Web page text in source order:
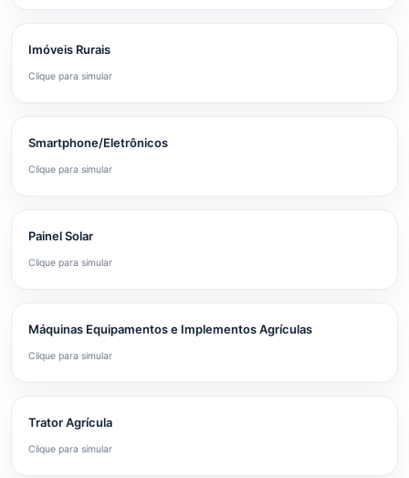
Imóveis Rurais
Clique para simular
Smartphone/Eletrônicos
Clique para simular
Painel Solar
Clique para simular
Máquinas Equipamentos e Implementos Agrículas
Clique para simular
Trator Agrícula
Clique para simular